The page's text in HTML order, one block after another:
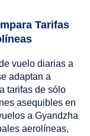
Tarifas
vuelo diarias a
adaptan a
tarifas de sólo
asequibles en
a Gyandzha
aerolíneas,